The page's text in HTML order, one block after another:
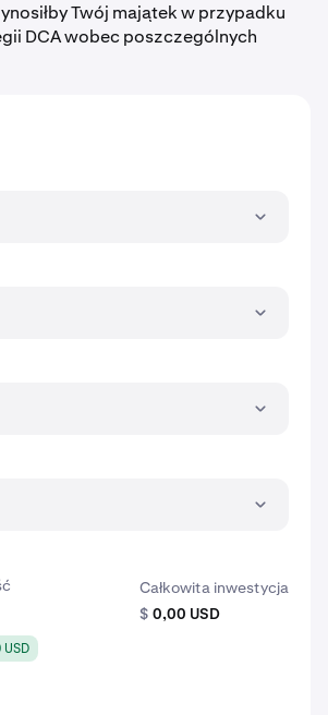
Twój majątek w przypadku
DCA wobec poszczególnych
Całkowita inwestycja
$ 0,00 USD